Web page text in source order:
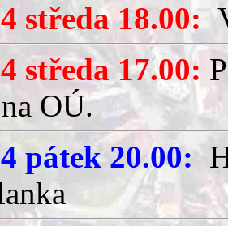
středa 18.00:
středa 17.00:
OÚ.
pátek 20.00: